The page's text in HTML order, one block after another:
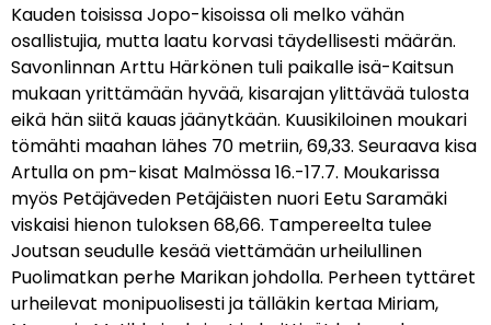
Kauden toisissa Jopo-kisoissa oli melko vähän
osallistujia, mutta laatu korvasi täydellisesti määrän.
Savonlinnan Arttu Härkönen tuli paikalle isä-Kaitsun
mukaan yrittämään hyvää, kisarajan ylittävää tulosta
eikä hän siitä kauas jäänytkään. Kuusikiloinen moukari
tömähti maahan lähes 70 metriin, 69,33. Seuraava kisa
Artulla on pm-kisat Malmössa 16.-17.7. Moukarissa
myös Petäjäveden Petäjäisten nuori Eetu Saramäki
viskaisi hienon tuloksen 68,66. Tampereelta tulee
Joutsan seudulle kesää viettämään urheilullinen
Puolimatkan perhe Marikan johdolla. Perheen tyttäret
urheilevat monipuolisesti ja tälläkin kertaa Miriam,